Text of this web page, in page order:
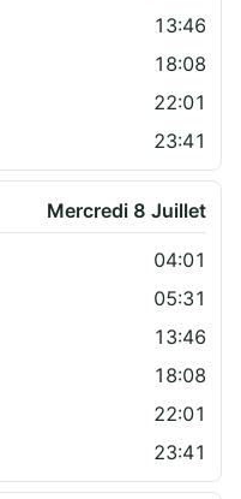
13:46
18:08
22:01
23:41
Mercredi 8 Juillet
04:01
05:31
13:46
18:08
22:01
23:41